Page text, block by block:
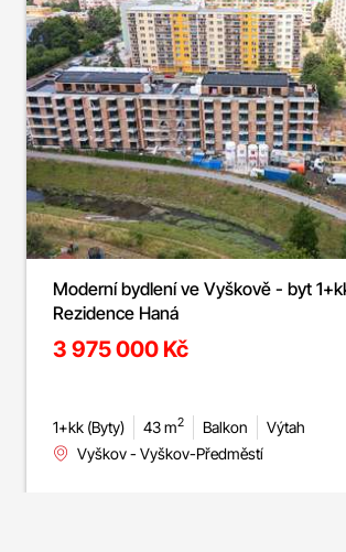
Moderní bydlení ve Vyškově - byt
Rezidence Haná
3 975 000 Kč
1+kk (Byty) 43 m2 Balkon
Výtah
Vyškov - Vyškov-Předměstí